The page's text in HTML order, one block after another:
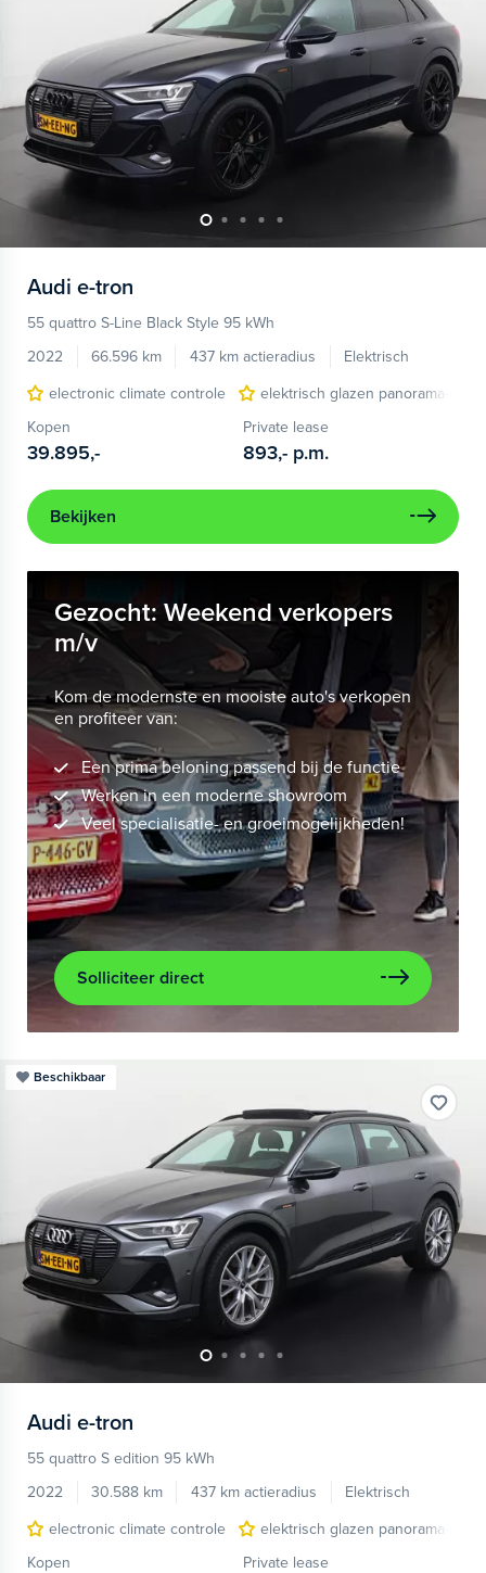
Audi e-tron
55 quattro S-Line Black Style 95 kWh
2022
66.596 km 437 km actieradius
Elektrisch
electronic climate controle
elektrisch glazen panorama-dak
Kopen
39.895,-
Private lease
893,- p.m.
Bekijken
Gezocht: Weekend verkopers
m/v
Kom de modernste en mooiste auto's verkopen
en profiteer van:
Een prima beloning passend bij de functie
Werken in een moderne showroom
Veel specialisatie- en groeimogelijkheden!
Solliciteer direct
Beschikbaar
Audi e-tron
55 quattro S edition 95 kWh
2022
30.588 km 437 km actieradius
Elektrisch
electronic climate controle
elektrisch glazen panorama-dak
Kopen
Private lease